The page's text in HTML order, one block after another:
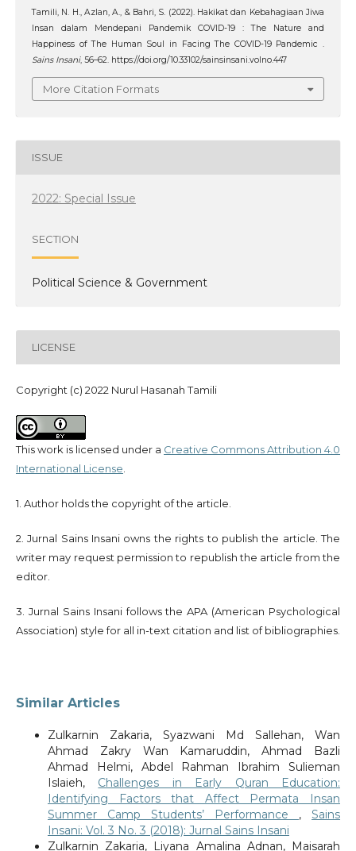
Tamili, N. H., Azlan, A., & Bahri, S. (2022). Hakikat dan Kebahagiaan Jiwa
Insan dalam Mendepani Pandemik COVID-19 : The Nature and
Happiness of The Human Soul in Facing The COVID-19 Pandemic .
Sains Insani, 56–62. https://doi.org/10.33102/sainsinsani.volno.447
More Citation Formats
ISSUE
2022: Special Issue
SECTION
Political Science & Government
LICENSE
Copyright (c) 2022 Nurul Hasanah Tamili
This work is licensed under a Creative Commons Attribution 4.0
International License
1. Author holds the copyright of the article.
2. Jurnal Sains Insani owns the rights to publish the article. The
writer may request permission to republish the article from the
editor.
3. Jurnal Sains Insani follows the APA (American Psychological
Association) style for all in-text citation and list of bibliographies.
Similar Articles
Zulkarnin Zakaria, Syazwani Md Sallehan, Wan
Ahmad Zakry Wan Kamaruddin, Ahmad Bazli
Ahmad Helmi, Abdel Rahman Ibrahim Sulieman
Islaieh, Challenges in Early Quran Education:
Identifying Factors that Affect Permata Insan
Summer Camp Students’ Performance ,Sains
Insani: Vol. 3 No. 3 (2018): Jurnal Sains Insani
Zulkarnin Zakaria, Liyana Amalina Adnan, Maisarah